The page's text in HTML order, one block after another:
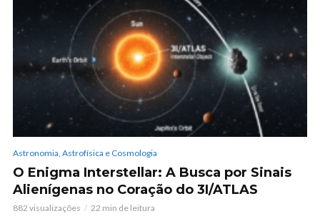
Astronomia, Astrofísica e Cosmologia
O Enigma Interstellar: A Busca por Sinais
Alienígenas no Coração do 3I/ATLAS
882 visualizações 22 min de leitura